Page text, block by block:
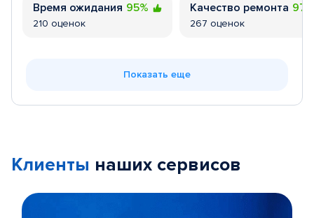
Время ожидания 95%
210 оценок
Качество ремонта
267 оценок
Показать еще
Клиенты наших сервисов